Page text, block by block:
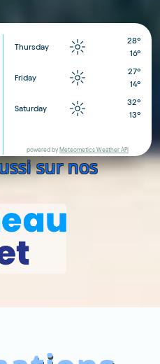
Thursday
28°
16°
Friday
27°
14°
Saturday
32°
13°
powered by Meteometics Weather API
sur nos